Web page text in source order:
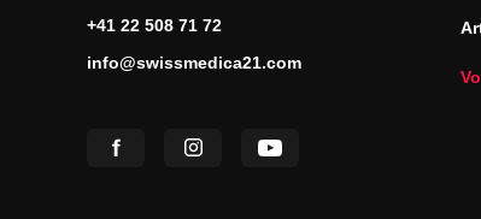
+41 22 508 71 72
info@swissmedica21.com